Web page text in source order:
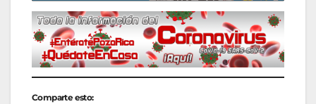
Comparte esto: